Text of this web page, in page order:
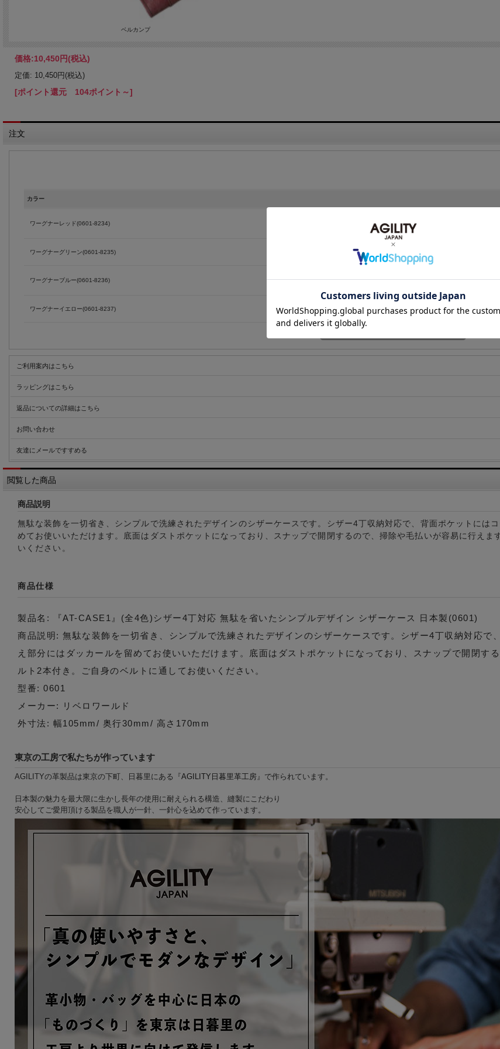
ベルカンプ
価格:10,450円(税込)
定価: 10,450円(税込)
[ポイント還元 104ポイント～]
注文
カラー
ワーグナーレッド(0601-8234)
ワーグナーグリーン(0601-8235)
ワーグナーブルー(0601-8236)
ワーグナーイエロー(0601-8237)
ご利用案内はこちら
ラッピングはこちら
返品についての詳細はこちら
お問い合わせ
友達にメールですすめる
閲覧した商品
商品説明
無駄な装飾を一切省き、シンプルで洗練されたデザインのシザーケースです。シザー4丁収納対応で、背面ポケットには
めてお使いいただけます。底面はダストポケットになっており、スナップで開閉するので、掃除や毛払いが容易に行え
いください。
商品仕様
製品名: 『AT-CASE1』(全4色)シザー4丁対応 無駄を省いたシンプルデザイン シザーケース 日本製(0601)
商品説明: 無駄な装飾を一切省き、シンプルで洗練されたデザインのシザーケースです。シザー4丁収納対応で
え部分にはダッカールを留めてお使いいただけます。底面はダストポケットになっており、スナップで開閉す
ルト2本付き。ご自身のベルトに通してお使いください。
型番: 0601
メーカー: リベロワールド
外寸法: 幅105mm/ 奥行30mm/ 高さ170mm
東京の工房で私たちが作っています
AGILITYの革製品は東京の下町、日暮里にある『AGILITY日暮里革工房 』で作られています。
日本製の魅力を最大限に生かし長年の使用に耐えられる構造、縫製にこだわり
安心してご愛用頂ける製品を職人が一針、一針心を込めて作っています。